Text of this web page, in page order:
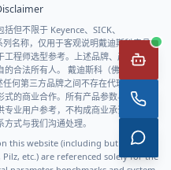
但不限于 Keyence、SICK、
名称，仅用于客观说明戴迪斯科产品
程师选型参考。上述品牌、产品名
合法所有人。 戴迪斯科（佛山市戴迪
何第三方品牌之间不存在代理、合
的商业合作。所有产品参数与对比信
业用户参考，不构成商业承诺。如对
式与我们沟通处理。
this website (including but not
etc.) are referenced solely for the